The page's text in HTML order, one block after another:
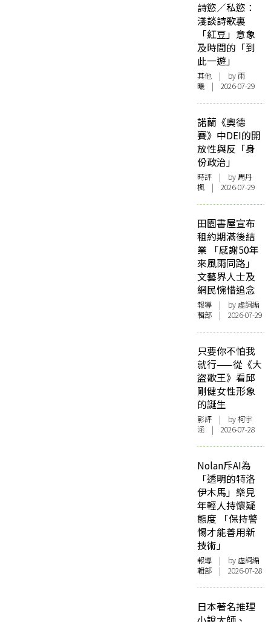
詩慾／私慾：
淺談詩歌裏
「紅豆」意象
及時間的「到
此一遊」
其他 | by 雨
曦 | 2026-07-29
諾蘭《奧德
賽》中DEI的開
放性與反「身
份政治」
時評 | by周丹
楓 | 2026-07-29
田園書屋宣布
租約期滿後結
業 「感謝50年
來風雨同路」
文藝界人士及
網民惋惜追念
報導 | by 虛詞編
輯部 | 2026-07-29
只要你不怕我
就行——從《大
盜歌王》看邱
剛健女性形象
的誕生
影評 | by 柯宇
涵 | 2026-07-28
Nolan斥AI為
「透明的特洛
伊木馬」樂見
年輕人持懷疑
態度 「保持警
惕才能善用新
技術」
報導 | by 虛詞編
輯部 | 2026-07-28
日本著名推理